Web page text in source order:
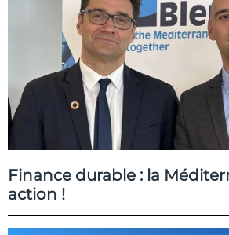
Finance durable : la
action !